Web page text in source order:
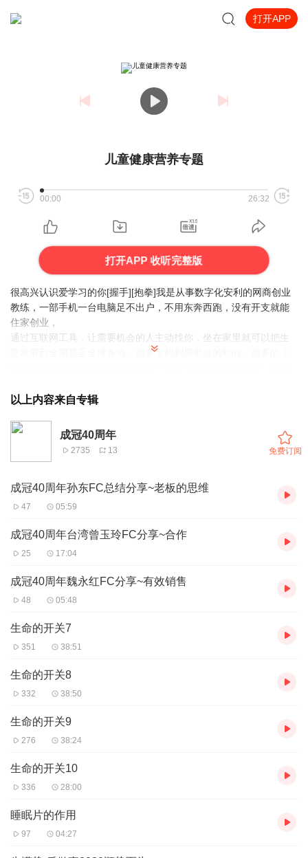
打开APP
儿童健康营养专题
00:00 26:32
打开APP 收听完整版
很高兴认识爱学习的你[握手][抱拳]我是从事数字化安利的网商创业
教练，一部手机一台电脑足不出户，不用东奔西跑，没有开支就能
住家创业，
通过互联网工具，让需要机会的人主动找你，坐在家里就可以把生
意发展到全国甚至全球各地，很多宝妈利用带娃的时间，很多的上
会损失什么，拒绝了解错失一次改变命运的机会，欢迎加微
信‘18957333963详细考察
以上内容来自专辑
成冠40周年
2735 13 免费订阅
成冠40周年孙东FC总结分享~老板的思维
47 05:59
成冠40周年台湾曾玉玲FC分享~合作
25 17:04
成冠40周年魏永红FC分享~有效销售
48 05:48
生命的开关7
351 38:51
生命的开关8
332 38:50
生命的开关9
276 38:24
生命的开关10
336 28:00
睡眠片的作用
97 04:27